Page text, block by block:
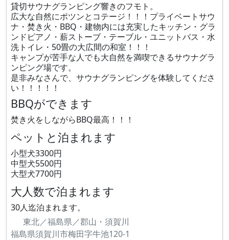
貸切サウナグランピング響きのフモト。
広大な自然にポツンとコテージ！！！プライベートサウ
ナ・焚き火・BBQ・建物内には充実したキッチン・グラ
ンドピアノ・薪ストーブ・テーブル・ユニットバス・水
洗トイレ・50畳の大広間の和室！！！
キャンプが苦手な人でも大自然を満喫できるサウナグラ
ンピング場です。
是非みなさんで、サウナグランピングを体験してくださ
い！！！！！
BBQができます
焚き火をしながらBBQ最高！！！
ペットと泊まれます
小型犬3300円
中型犬5500円
大型犬7700円
大人数で泊まれます
30人迄泊まれます。
東北／福島県／郡山・須賀川
福島県須賀川市梅田字牛池120-1